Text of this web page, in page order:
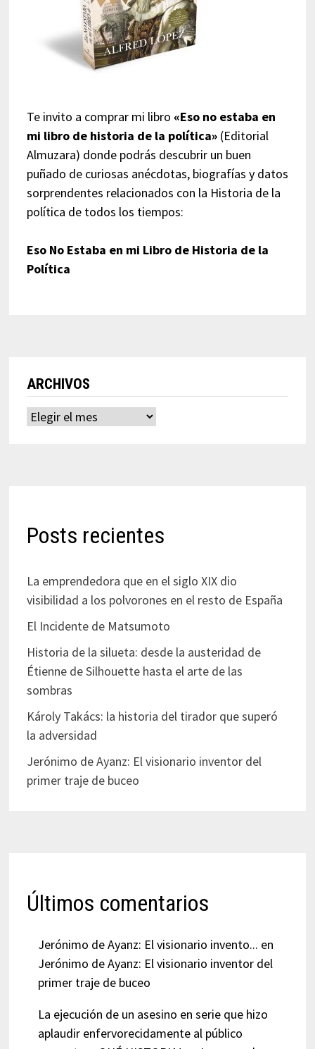
Te invito a comprar mi libro «Eso no estaba en
mi libro de historia de la política»(Editorial
Almuzara) donde podrás descubrir un buen
puñado de curiosas anécdotas, biografías y datos
sorprendentes relacionados con la Historia de la
política de todos los tiempos:
Eso No Estaba en mi Libro de Historia de la
Política
ARCHIVOS
Archivos
Posts recientes
La emprendedora que en el siglo XIX dio
visibilidad a los polvorones en el resto de España
El Incidente de Matsumoto
Historia de la silueta: desde la austeridad de
Étienne de Silhouette hasta el arte de las
sombras
Károly Takács: la historia del tirador que superó
la adversidad
Jerónimo de Ayanz: El visionario inventor del
primer traje de buceo
Últimos comentarios
Jerónimo de Ayanz: El visionario invento... en
Jerónimo de Ayanz: El visionario inventor del
primer traje de buceo
La ejecución de un asesino en serie que hizo
aplaudir enfervorecidamente al público